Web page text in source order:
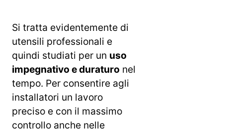
Si tratta evidentemente di
utensili professionali e
quindi studiati per un uso
impegnativo e duraturo nel
tempo. Per consentire agli
installatori un lavoro
preciso e con il massimo
controllo anche nelle